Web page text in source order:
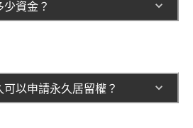
少資金？
可以申請永久居留權？